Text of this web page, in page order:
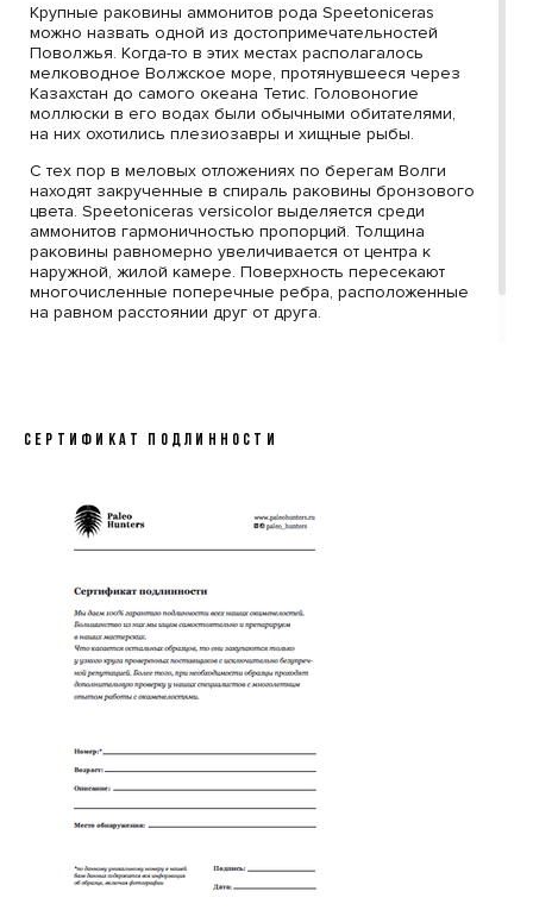
Крупные раковины аммонитов рода Speetoniceras
можно назвать одной из достопримечательностей
Поволжья. Когда-то в этих местах располагалось
мелководное Волжское море, протянувшееся через
Казахстан до самого океана Тетис. Головоногие
моллюски в его водах были обычными обитателями,
на них охотились плезиозавры и хищные рыбы.
С тех пор в меловых отложениях по берегам Волги
находят закрученные в спираль раковины бронзового
цвета. Speetoniceras versicolor выделяется среди
аммонитов гармоничностью пропорций. Толщина
раковины равномерно увеличивается от центра к
наружной, жилой камере. Поверхность пересекают
многочисленные поперечные ребра, расположенные
на равном расстоянии друг от друга.
СЕРТИФИКАТ ПОДЛИННОСТИ